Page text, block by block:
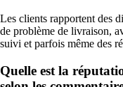
Les clients rapportent des
de problème de livraison,
suivi et parfois même des
Quelle est la